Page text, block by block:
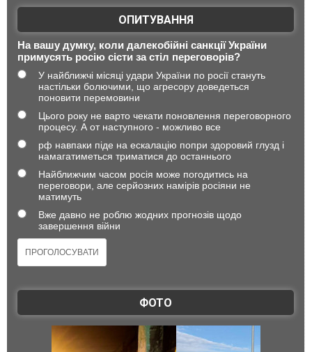
ОПИТУВАННЯ
На вашу думку, коли далекобійні санкції України
примусять росію сісти за стіл переговорів?
У найближчі місяці удари України по росії стануть
настільки болючими, що агресору доведеться
поновити перемовини
Цього року не варто чекати поновлення переговорного
процесу. А от наступного - можливо все
рф навпаки піде на ескалацію попри здоровий глузд і
намагатиметься триматися до останнього
Найближчим часом росія може погодитись на
переговори, але серйозних намірів росіяни не
матимуть
Вже давно не роблю жодних прогнозів щодо
завершення війни
ФОТО